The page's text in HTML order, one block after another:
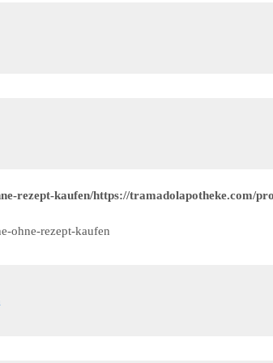
rezept-kaufen/https://tramadolapotheke.com/
ohne-rezept-kaufen